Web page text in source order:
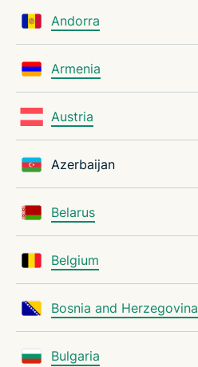
Andorra
Armenia
Austria
Azerbaijan
Belarus
Belgium
Bosnia and Herzegovina
Bulgaria